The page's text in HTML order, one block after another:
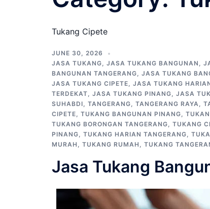
Tukang Cipete
JUNE 30, 2026
JASA TUKANG, JASA TUKANG BANGUNAN ,
BANGUNAN TANGERANG, JASA TUKANG
JASA TUKANG CIPETE, JASA TUKANG
TERDEKAT, JASA TUKANG PINANG, JASA
SUHABDI, TANGERANG, TANGERANG RAYA,
CIPETE, TUKANG BANGUNAN PINANG,
TUKANG BORONGAN TANGERANG, TUKANG
PINANG, TUKANG HARIAN TANGERANG,
MURAH , TUKANG RUMAH , TUKANG
Jasa Tukang